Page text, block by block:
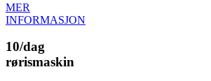
MER
INFORMASJON
10/dag
rørismaskin